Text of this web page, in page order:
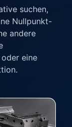
suchen,
Nullpunkt-
andere
eine